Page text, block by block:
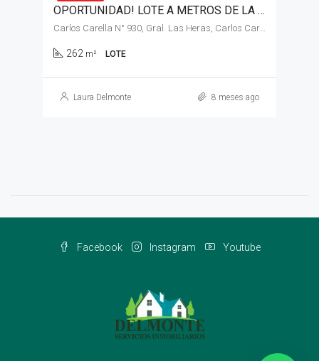
OPORTUNIDAD! LOTE A METROS DE LA AVENIDA PRINCIPAL EN VENTA, GENERAL LAS HERAS
262 m² LOTE
Laura Delmonte 8 meses ago
Facebook Instagram Youtube